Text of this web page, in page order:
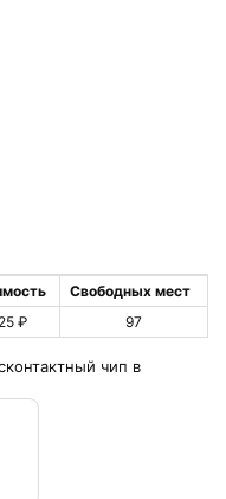
Свободных мест
₽ 97
чип в